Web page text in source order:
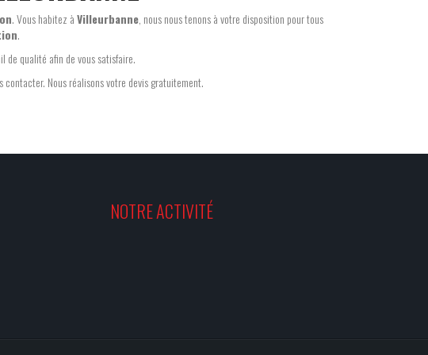
. Vous habitez àVilleurbanne , nous nous tenons à votre disposition pour tous
.
de qualité afin de vous satisfaire.
contacter. Nous réalisons votre devis gratuitement.
NOTRE ACTIVITÉ